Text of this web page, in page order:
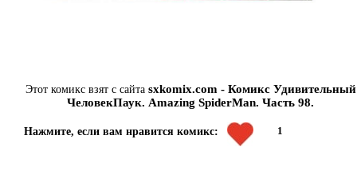
Этот комикс взят с сайта sxkomix.com - Комикс Удивительный
ЧеловекПаук. Amazing SpiderMan. Часть 98.
Нажмите, если вам нравится комикс: 1